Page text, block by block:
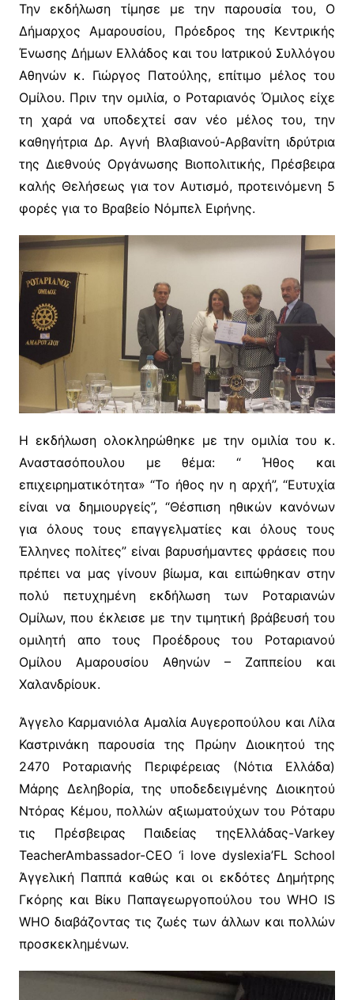
Την εκδήλωση τίμησε με την παρουσία του, Ο
Δήμαρχος Αμαρουσίου, Πρόεδρος της Κεντρικής
Ένωσης Δήμων Ελλάδος και του Ιατρικού Συλλόγου
Αθηνών κ. Γιώργος Πατούλης, επίτιμο μέλος του
Ομίλου. Πριν την ομιλία, ο Ροταριανός Όμιλος είχε
τη χαρά να υποδεχτεί σαν νέο μέλος του, την
καθηγήτρια Δρ. Αγνή Βλαβιανού-Αρβανίτη ιδρύτρια
της Διεθνούς Οργάνωσης Βιοπολιτικής, Πρέσβειρα
καλής Θελήσεως για τον Αυτισμό, προτεινόμενη 5
φορές για το Βραβείο Νόμπελ Ειρήνης.
Η εκδήλωση ολοκληρώθηκε με την ομιλία του κ.
Αναστασόπουλου με θέμα: “ Ήθος και
επιχειρηματικότητα» “Το ήθος ην η αρχή”, “Ευτυχία
είναι να δημιουργείς”, “Θέσπιση ηθικών κανόνων
για όλους τους επαγγελματίες και όλους τους
Έλληνες πολίτες” είναι βαρυσήμαντες φράσεις που
πρέπει να μας γίνουν βίωμα, και ειπώθηκαν στην
πολύ πετυχημένη εκδήλωση των Ροταριανών
Ομίλων, που έκλεισε με την τιμητική βράβευσή του
ομιλητή απο τους Προέδρους του Ροταριανού
Ομίλου Αμαρουσίου Αθηνών – Ζαππείου και
Χαλανδρίουκ.
Άγγελο Καρμανιόλα Αμαλία Αυγεροπούλου και Λίλα
Καστρινάκη παρουσία της Πρώην Διοικητού της
2470 Ροταριανής Περιφέρειας (Νότια Ελλάδα)
Μάρης Δεληβορία, της υποδεδειγμένης Διοικητού
Ντόρας Κέμου, πολλών αξιωματούχων του Ρόταρυ
τις Πρέσβειρας Παιδείας τηςΕλλάδας-Varkey
TeacherAmbassador-CEO ‘i love dyslexia’FL School
Άγγελική Παππά καθώς και οι εκδότες Δημήτρης
Γκόρης και Βίκυ Παπαγεωργοπούλου του WHO IS
WHO διαβάζοντας τις ζωές των άλλων και πολλών
προσκεκλημένων.